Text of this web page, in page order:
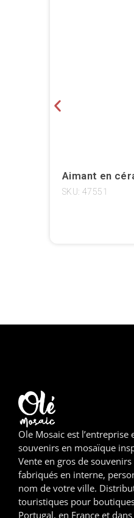
Aimant en
SKU: 47551
Ole Mosaic est
souvenirs en mosaïque
Vente en gros de
fabriqués en interne,
nom de votre ville.
touristiques pour
Portugal, en France et dans